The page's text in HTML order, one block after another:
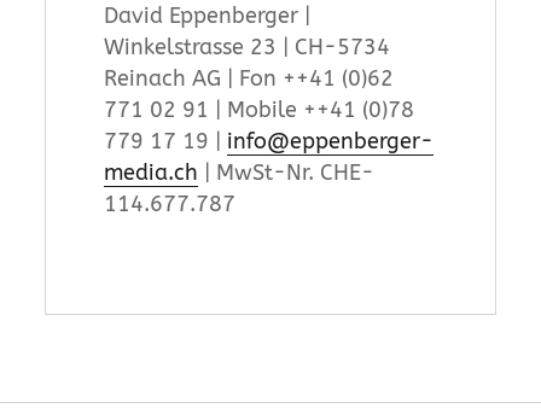
David Eppenberger |
Winkelstrasse 23 | CH-5734
Reinach AG | Fon ++41 (0)62
771 02 91 | Mobile ++41 (0)78
779 17 19 | info@eppenberger-
media.ch | MwSt-Nr. CHE-
114.677.787